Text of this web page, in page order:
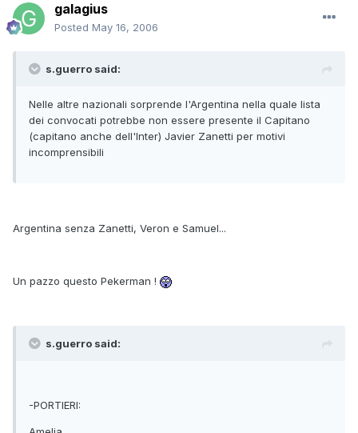
galagius
Posted May 16, 2006
s.guerro said:
Nelle altre nazionali sorprende l'Argentina nella quale lista
dei convocati potrebbe non essere presente il Capitano
(capitano anche dell'Inter) Javier Zanetti per motivi
incomprensibili
Argentina senza Zanetti, Veron e Samuel...
Un pazzo questo Pekerman !
s.guerro said:
-PORTIERI: